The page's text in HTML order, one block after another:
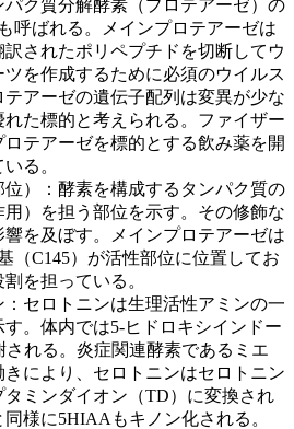
ク質分解酵素（プロテアーゼ）の
呼ばれる。メインプロテアーゼは
されたポリペプチドを切断してウ
を作成するために必須のウイルス
アーゼの遺伝子配列は変異が少な
た標的と考えられる。ファイザー
テアーゼを標的とする飲み薬を開
る。
位）：酵素を構成するタンパク質の
）を担う部位を示す。その修飾な
を及ぼす。メインプロテアーゼは
（C145）が活性部位に位置してお
を担っている。
：セロトニンは生理活性アミンの一
。体内では5-ヒドロキシインドー
れる。炎症関連酵素であるミエ
により、セロトニンはセロトニン
ミンダイオン（TD）に変換され
様に5HIAAもキノン化される。